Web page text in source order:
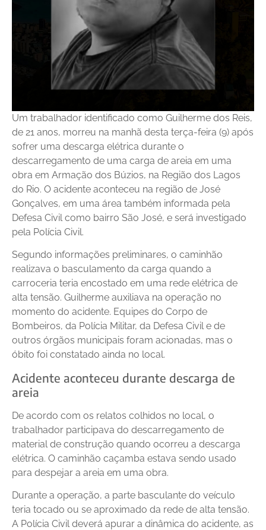
Um trabalhador identificado como Guilherme dos Reis,
de 21 anos, morreu na manhã desta terça-feira (9) após
sofrer uma descarga elétrica durante o
descarregamento de uma carga de areia em uma
obra em Armação dos Búzios, na Região dos Lagos
do Rio. O acidente aconteceu na região de José
Gonçalves, em uma área também informada pela
Defesa Civil como bairro São José, e será investigado
pela Polícia Civil.
Segundo informações preliminares, o caminhão
realizava o basculamento da carga quando a
carroceria teria encostado em uma rede elétrica de
alta tensão. Guilherme auxiliava na operação no
momento do acidente. Equipes do Corpo de
Bombeiros, da Polícia Militar, da Defesa Civil e de
outros órgãos municipais foram acionadas, mas o
óbito foi constatado ainda no local.
Acidente aconteceu durante descarga de
areia
De acordo com os relatos colhidos no local, o
trabalhador participava do descarregamento de
material de construção quando ocorreu a descarga
elétrica. O caminhão caçamba estava sendo usado
para despejar a areia em uma obra.
Durante a operação, a parte basculante do veículo
teria tocado ou se aproximado da rede de alta tensão.
A Polícia Civil deverá apurar a dinâmica do acidente, as